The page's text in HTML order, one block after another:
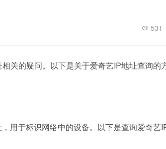
531
关的疑问。以下是关于爱奇艺IP地址查询的
用于标识网络中的设备。以下是查询爱奇艺